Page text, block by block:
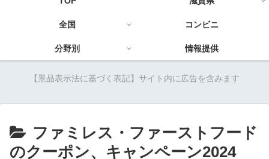
全国 コンビニ
分野別 情報提供
【景品表示法に基づく表記】サイト内に広告を含みます
ファミレス・ファーストフード
のクーポン、キャンペーン2024